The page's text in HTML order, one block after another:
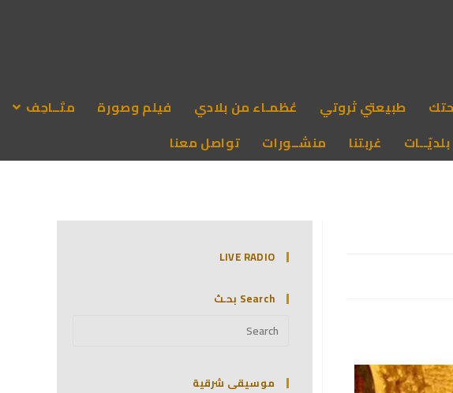
طبيعتي ثروتي عُظمـاء من بلادي فيلم وصورة
متَــاحِف
بلديّــات غربتنا منشــورات تواصل معنا
LIVE RADIO
Search بحـث
موسيقى شرقية